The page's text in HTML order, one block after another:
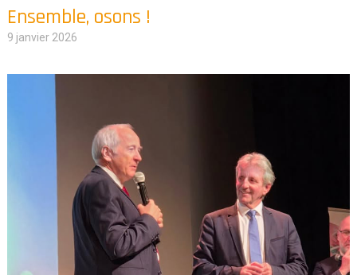
Ensemble, osons !
9 janvier 2026